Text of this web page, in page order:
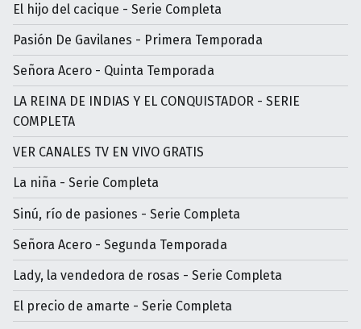
El hijo del cacique - Serie Completa
Pasión De Gavilanes - Primera Temporada
Señora Acero - Quinta Temporada
LA REINA DE INDIAS Y EL CONQUISTADOR - SERIE
COMPLETA
VER CANALES TV EN VIVO GRATIS
La niña - Serie Completa
Sinú, río de pasiones - Serie Completa
Señora Acero - Segunda Temporada
Lady, la vendedora de rosas - Serie Completa
El precio de amarte - Serie Completa